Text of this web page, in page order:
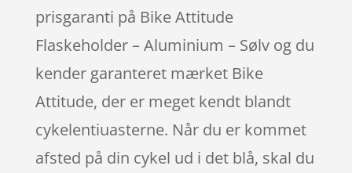
prisgaranti på Bike Attitude
Flaskeholder – Aluminium – Sølv og du
kender garanteret mærket Bike
Attitude, der er meget kendt blandt
cykelentiuasterne. Når du er kommet
afsted på din cykel ud i det blå, skal du